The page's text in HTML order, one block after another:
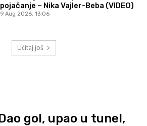
pojačanje – Nika Vajler-Beba (VIDEO)
9 Aug 2026. 13:06
Učitaj još